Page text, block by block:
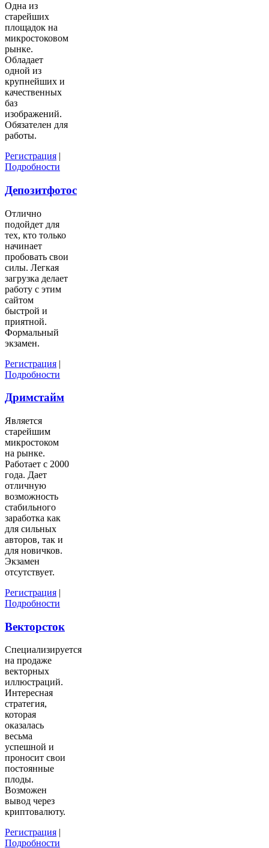
Одна из
старейших
площадок на
микростоковом
рынке.
Обладает
одной из
крупнейших и
качественных
баз
изображений.
Обязателен для
работы.
Регистрация |
Подробности
Депозитфотос
Отлично
подойдет для
тех, кто только
начинает
пробовать свои
силы. Легкая
загрузка делает
работу с этим
сайтом
быстрой и
приятной.
Формальный
экзамен.
Регистрация |
Подробности
Дримстайм
Является
старейшим
микростоком
на рынке.
Работает с 2000
года. Дает
отличную
возможность
стабильного
заработка как
для сильных
авторов, так и
для новичков.
Экзамен
отсутствует.
Регистрация |
Подробности
Векторсток
Специализируется
на продаже
векторных
иллюстраций.
Интересная
стратегия,
которая
оказалась
весьма
успешной и
проносит свои
постоянные
плоды.
Возможен
вывод через
криптовалюту.
Регистрация |
Подробности